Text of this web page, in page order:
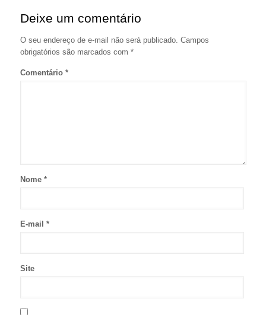
Deixe um comentário
O seu endereço de e-mail não será publicado. Campos
obrigatórios são marcados com *
Comentário *
Nome *
E-mail *
Site